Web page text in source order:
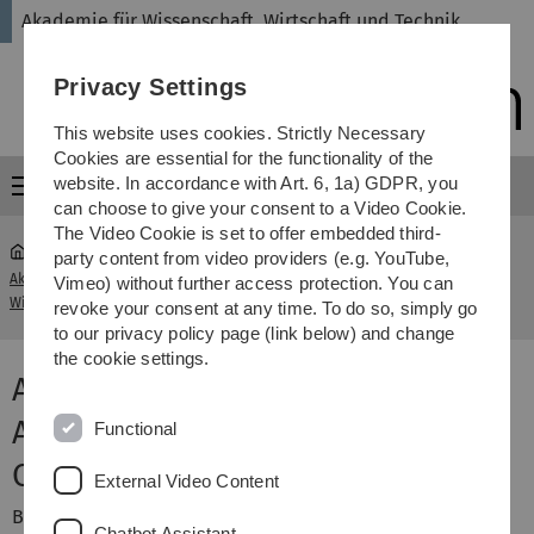
Skip
Skip
Skip
Skip
Akademie für Wissenschaft, Wirtschaft und Technik
Menu
Akademie für Wissenschaft,
Wirtschaft und Technik
...
Akupunktur und Traditionelle
Chinesische Medizin
Anmeldung zur Ausbildung
Akupunktur und Traditionelle
Chinesische Medizin
Bitte füllen Sie im Formular mindestens die mit *
Privacy Settings
This website uses cookies. Strictly Necessary
Cookies are essential for the functionality of the
website. In accordance with Art. 6, 1a) GDPR, you
can choose to give your consent to a Video Cookie.
The Video Cookie is set to offer embedded third-
party content from video providers (e.g. YouTube,
Vimeo) without further access protection. You can
revoke your consent at any time. To do so, simply go
to our privacy policy page (link below) and change
the cookie settings.
Functional
External Video Content